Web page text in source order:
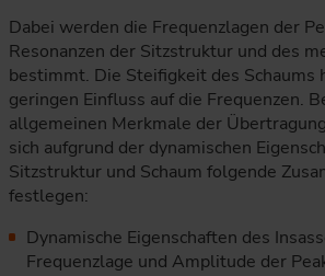
Dabei werden die Frequenzlagen der
Resonanzen der Sitzstruktur und des
bestimmt. Die Steifigkeit des Schaums
geringen Einfluss auf die Frequenzen.
allgemeinen Merkmale der
sich aufgrund der dynamischen
Sitzstruktur und Schaum folgende
festlegen:
Dynamische Eigenschaften des
Frequenzlage und Amplitude der